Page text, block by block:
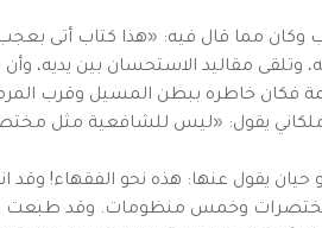
وكان مما قال فيه: «هذا كتاب أتى
مقاليد الاستحسان بين يديه،
فكان خاطره ببطن المسيل وقرب
يقول: «ليس للشافعية مثل
يقول عنها: هذه نحو الفقهاء! وقد